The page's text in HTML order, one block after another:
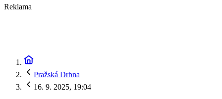
Reklama
Pražská Drbna
16. 9. 2025, 19:04